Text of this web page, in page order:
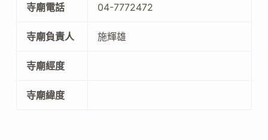
寺廟電話 04-7772472
寺廟負責人 施輝雄
寺廟經度
寺廟緯度